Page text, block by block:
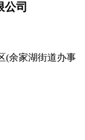
公司
(余家湖街道办事